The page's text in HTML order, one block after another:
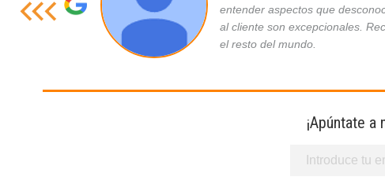
entender aspectos que
al cliente son excepcionales.
el resto del mundo.
¡Apúntate